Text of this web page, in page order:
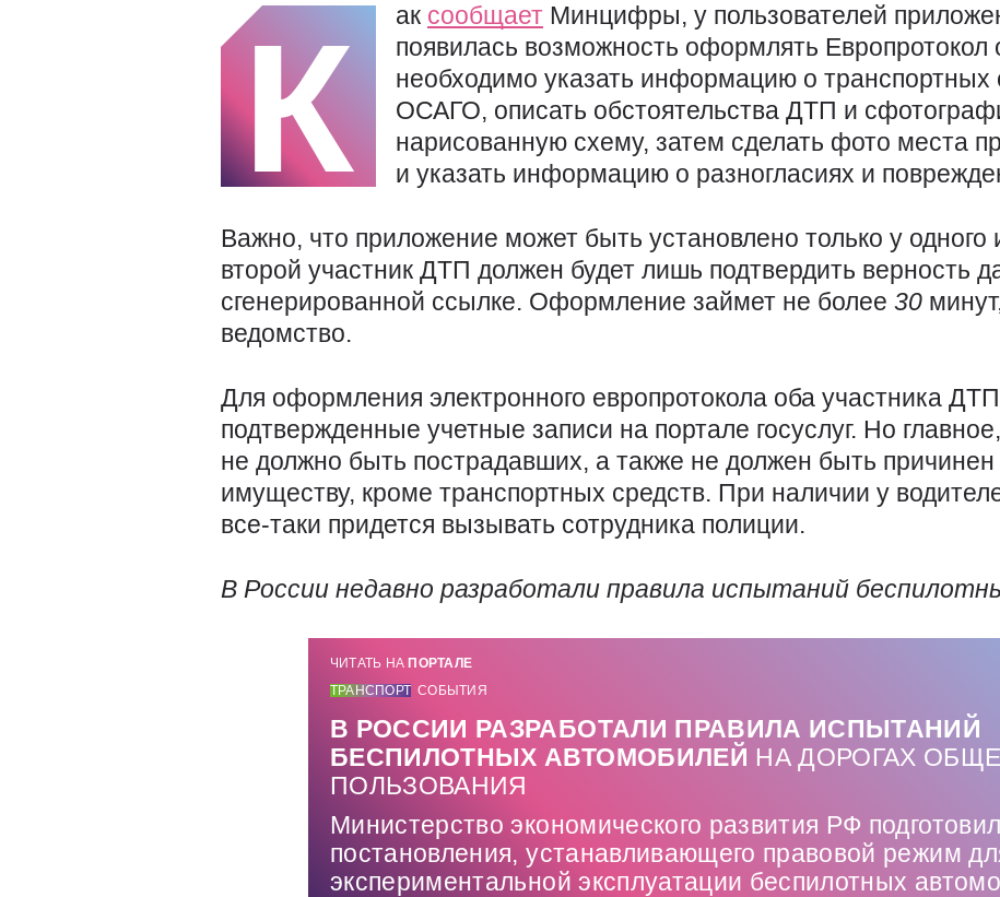
К ак сообщает Минцифры, у пользователей
появилась возможность оформлять Европротокол
необходимо указать информацию о транспортных
ОСАГО, описать обстоятельства ДТП и
нарисованную схему, затем сделать фото места
и указать информацию о разногласиях и
Важно, что приложение может быть установлено только у
второй участник ДТП должен будет лишь подтвердить верность
сгенерированной ссылке. Оформление займет не более 30
ведомство.
Для оформления электронного европротокола оба участника
подтвержденные учетные записи на портале госуслуг. Но
не должно быть пострадавших, а также не должен быть
имуществу, кроме транспортных средств. При наличии у
все-таки придется вызывать сотрудника полиции.
В России недавно разработали правила испытаний
ЧИТАТЬ НА ПОРТАЛЕ
ТРАНСПОРТ СОБЫТИЯ
В РОССИИ РАЗРАБОТАЛИ ПРАВИЛА ИСПЫТАНИЙ
БЕСПИЛОТНЫХ АВТОМОБИЛЕЙ НА ДОРОГАХ
ПОЛЬЗОВАНИЯ
Министерство экономического развития РФ
постановления, устанавливающего правовой режим
экспериментальной эксплуатации беспилотных